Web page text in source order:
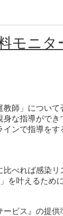
モニタ
師」について
身な指導がで
ンで指導を
べれば感染リ
を叶えるため
ビス』の提供